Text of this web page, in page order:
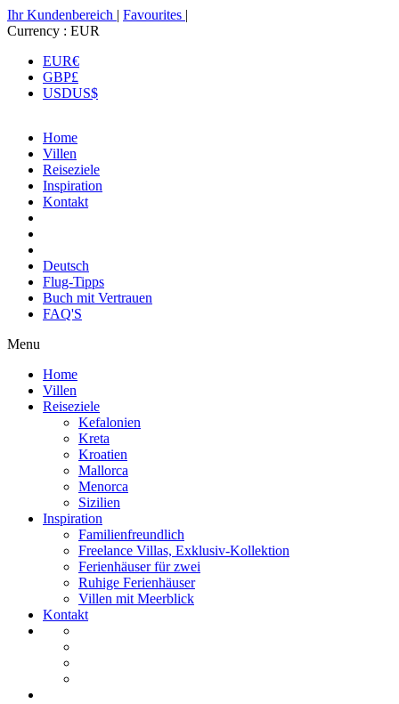
Ihr Kundenbereich | Favourites |
Currency : EUR
EUR€
GBP£
USDUS$
Home
Villen
Reiseziele
Inspiration
Kontakt
Deutsch
Flug-Tipps
Buch mit Vertrauen
FAQ'S
Menu
Home
Villen
Reiseziele
Kefalonien
Kreta
Kroatien
Mallorca
Menorca
Sizilien
Inspiration
Familienfreundlich
Freelance Villas, Exklusiv-Kollektion
Ferienhäuser für zwei
Ruhige Ferienhäuser
Villen mit Meerblick
Kontakt